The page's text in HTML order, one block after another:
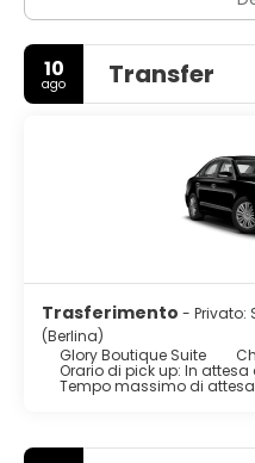
10
ago Transfer
Trasferimento - Privato:
(Berlina)
Glory Boutique Suite
Orario di pick up: In
Tempo massimo di